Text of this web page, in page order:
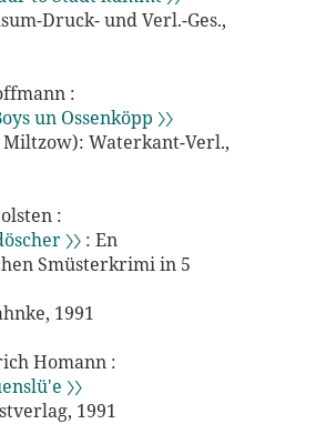
Druck- und Verl.-Ges.,
:
un Ossenköpp 〉〉
Waterkant-Verl.,
:
〉〉 : En
Smüsterkrimi in 5
1991
Homann :
〉〉
1991